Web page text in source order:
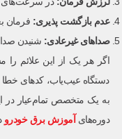
عدم بازگشت پذیری: فرمان
صداهای غیرعادی: شنیدن
اگر هر یک از این علائم را
دستگاه عیب‌یاب، کدهای خطا
به یک متخصص تمام‌عیار در
دوره‌های آموزش برق خودرو